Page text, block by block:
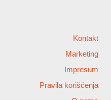
Kontakt
Marketing
Impresum
Pravila korišćenja